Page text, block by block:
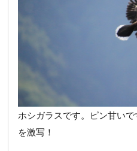
ホシガラスです。ピン甘い
を激写！